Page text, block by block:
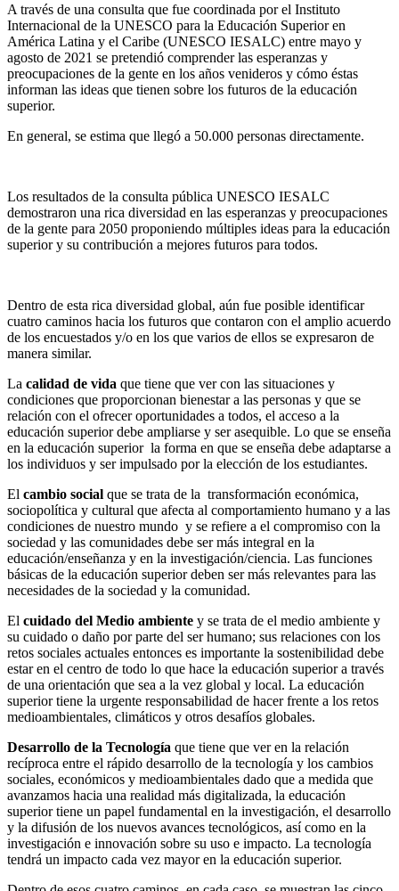
A través de una consulta que fue coordinada por el Instituto
Internacional de la UNESCO para la Educación Superior en
América Latina y el Caribe (UNESCO IESALC) entre mayo y
agosto de 2021 se pretendió comprender las esperanzas y
preocupaciones de la gente en los años venideros y cómo éstas
informan las ideas que tienen sobre los futuros de la educación
superior.
En general, se estima que llegó a 50.000 personas directamente.
Los resultados de la consulta pública UNESCO IESALC
demostraron una rica diversidad en las esperanzas y preocupaciones
de la gente para 2050 proponiendo múltiples ideas para la educación
superior y su contribución a mejores futuros para todos.
Dentro de esta rica diversidad global, aún fue posible identificar
cuatro caminos hacia los futuros que contaron con el amplio acuerdo
de los encuestados y/o en los que varios de ellos se expresaron de
manera similar.
La calidad de vida que tiene que ver con las situaciones y
condiciones que proporcionan bienestar a las personas y que se
relación con el ofrecer oportunidades a todos, el acceso a la
educación superior debe ampliarse y ser asequible. Lo que se enseña
en la educación superior la forma en que se enseña debe adaptarse a
los individuos y ser impulsado por la elección de los estudiantes.
El cambio social que se trata de la transformación económica,
sociopolítica y cultural que afecta al comportamiento humano y a las
condiciones de nuestro mundo y se refiere a el compromiso con la
sociedad y las comunidades debe ser más integral en la
educación/enseñanza y en la investigación/ciencia. Las funciones
básicas de la educación superior deben ser más relevantes para las
necesidades de la sociedad y la comunidad.
El cuidado del Medio ambiente y se trata de el medio ambiente y
su cuidado o daño por parte del ser humano; sus relaciones con los
retos sociales actuales entonces es importante la sostenibilidad debe
estar en el centro de todo lo que hace la educación superior a través
de una orientación que sea a la vez global y local. La educación
superior tiene la urgente responsabilidad de hacer frente a los retos
medioambientales, climáticos y otros desafíos globales.
Desarrollo de la Tecnología que tiene que ver en la relación
recíproca entre el rápido desarrollo de la tecnología y los cambios
sociales, económicos y medioambientales dado que a medida que
avanzamos hacia una realidad más digitalizada, la educación
superior tiene un papel fundamental en la investigación, el desarrollo
y la difusión de los nuevos avances tecnológicos, así como en la
investigación e innovación sobre su uso e impacto. La tecnología
tendrá un impacto cada vez mayor en la educación superior.